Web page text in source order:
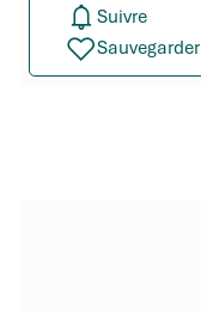
Suivre
Sauvegarder